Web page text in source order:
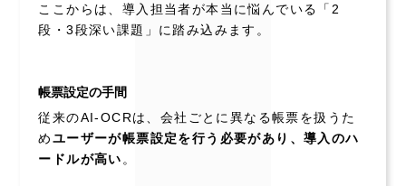
ここからは、導入担当者が本当に悩んでいる「2
段・3段深い課題」に踏み込みます。
帳票設定の手間
従来のAI-OCRは、会社ごとに異なる帳票を扱うた
めユーザーが帳票設定を行う必要があり、導入のハ
ードルが高い 。